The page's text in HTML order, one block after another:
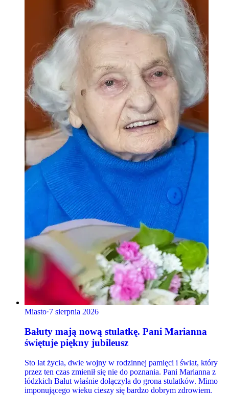
Miasto·7 sierpnia 2026
Bałuty mają nową stulatkę. Pani Marianna
świętuje piękny jubileusz
Sto lat życia, dwie wojny w rodzinnej pamięci i świat, który
przez ten czas zmienił się nie do poznania. Pani Marianna z
łódzkich Bałut właśnie dołączyła do grona stulatków. Mimo
imponującego wieku cieszy się bardzo dobrym zdrowiem.